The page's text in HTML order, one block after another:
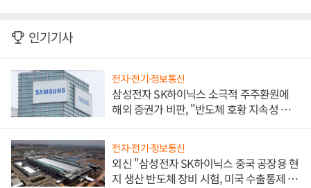
인기기사
전자·전기·정보통신
삼성전자 SK하이닉스 소극적 주주환원에
해외 증권가 비판, "반도체 호황 지속성 의
전자·전기·정보통신
외신 "삼성전자 SK하이닉스 중국 공장용 현
지 생산 반도체 장비 시험, 미국 수출통제 대